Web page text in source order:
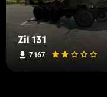
Zil 131
7 167